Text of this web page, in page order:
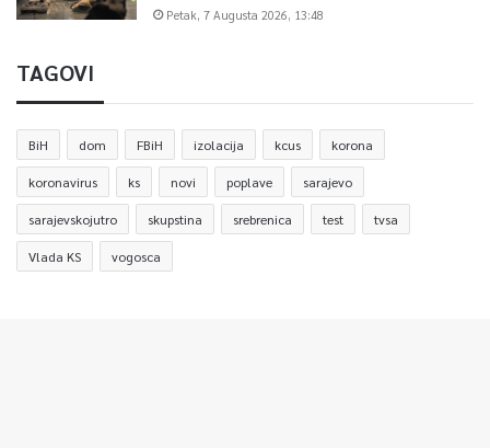
Petak, 7 Augusta 2026, 13:48
TAGOVI
BiH dom FBiH izolacija kcus korona
koronavirus ks novi poplave sarajevo
sarajevskojutro skupstina srebrenica test tvsa
Vlada KS vogosca